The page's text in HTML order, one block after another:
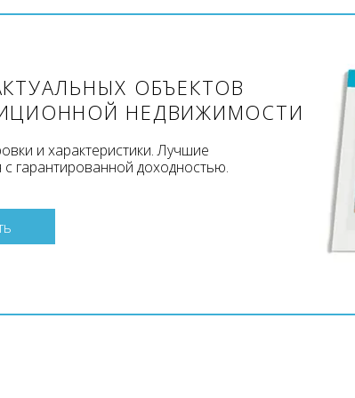
ОБЪЕКТОВ
НЕДВИЖИМОСТИ
и характеристики. Лучшие
гарантированной доходностью.